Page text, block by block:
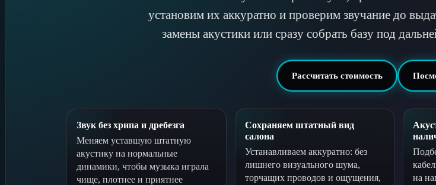
установим их аккуратно и проверим звучание до
замены акустики или сразу собрать базу под
Рассчитать стоимость
Звук без хрипа и дребезга
Меняем уставшую штатную
акустику на нормальные
динамики, чтобы музыка играла
чище, плотнее и приятнее
Сохраняем штатный вид
салона
Устанавливаем аккуратно: без
лишнего визуального шума,
торчащих проводов и ощущения,
на